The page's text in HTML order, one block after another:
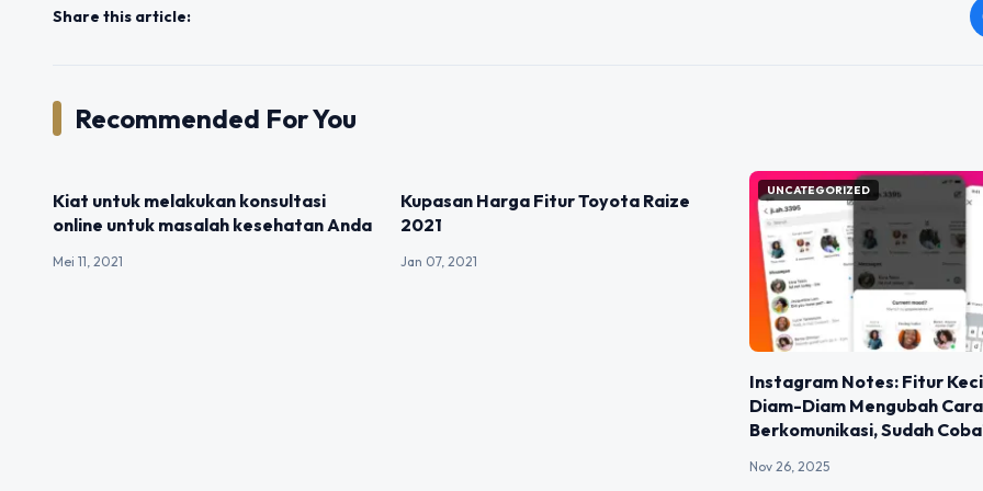
Share this article:
Recommended For You
Kiat untuk melakukan konsultasi
online untuk masalah kesehatan Anda
Mei 11, 2021
Kupasan Harga Fitur Toyota Raize
2021
Jan 07, 2021
UNCATEGORIZED
Instagram Notes: Fitur
Diam-Diam Mengubah
Berkomunikasi, Sudah
Nov 26, 2025